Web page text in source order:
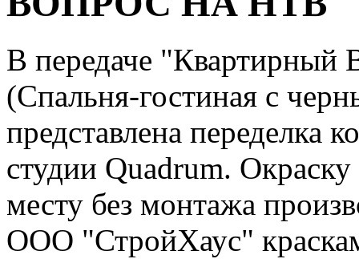
В передаче
(Спальня-гостиная с
представлена переделка
студии Quadrum.
месту без монтажа
ООО "СтройХаус"